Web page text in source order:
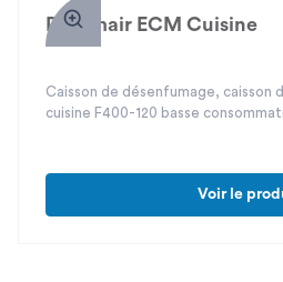
Défumair ECM Cuisine
Caisson de désenfumage, caisson
cuisine F400-120 basse
Voir le